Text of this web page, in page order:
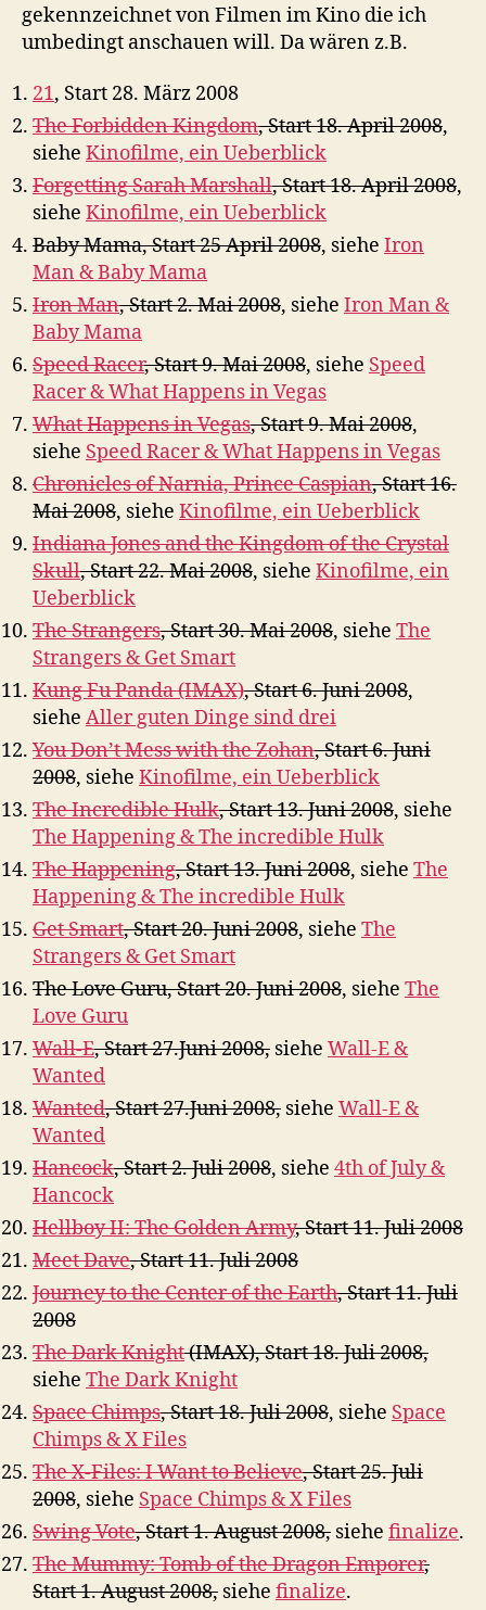
gekennzeichnet von Filmen im Kino die ich
umbedingt anschauen will. Da wären z.B.
21, Start 28. März 2008
The Forbidden Kingdom, Start 18. April 2008,
siehe Kinofilme, ein Ueberblick
Forgetting Sarah Marshall, Start 18. April 2008,
siehe Kinofilme, ein Ueberblick
Baby Mama, Start 25 April 2008, siehe Iron
Man & Baby Mama
Iron Man, Start 2. Mai 2008, siehe Iron Man &
Baby Mama
Speed Racer, Start 9. Mai 2008, siehe Speed
Racer & What Happens in Vegas
What Happens in Vegas, Start 9. Mai 2008,
siehe Speed Racer & What Happens in Vegas
Chronicles of Narnia, Prince Caspian, Start 16.
Mai 2008, siehe Kinofilme, ein Ueberblick
Indiana Jones and the Kingdom of the Crystal
Skull, Start 22. Mai 2008, siehe Kinofilme, ein
Ueberblick
The Strangers, Start 30. Mai 2008, siehe The
Strangers & Get Smart
Kung Fu Panda (IMAX), Start 6. Juni 2008,
siehe Aller guten Dinge sind drei
You Don’t Mess with the Zohan, Start 6. Juni
2008, siehe Kinofilme, ein Ueberblick
The Incredible Hulk, Start 13. Juni 2008, siehe
The Happening & The incredible Hulk
The Happening, Start 13. Juni 2008, siehe The
Happening & The incredible Hulk
Get Smart, Start 20. Juni 2008, siehe The
Strangers & Get Smart
The Love Guru, Start 20. Juni 2008, siehe The
Love Guru
Wall-E, Start 27.Juni 2008, siehe Wall-E &
Wanted
Wanted, Start 27.Juni 2008, siehe Wall-E &
Wanted
Hancock, Start 2. Juli 2008, siehe 4th of July &
Hancock
Hellboy II: The Golden Army, Start 11. Juli 2008
Meet Dave, Start 11. Juli 2008
Journey to the Center of the Earth, Start 11. Juli
2008
The Dark Knight(IMAX), Start 18. Juli 2008,
siehe The Dark Knight
Space Chimps, Start 18. Juli 2008, siehe Space
Chimps & X Files
The X-Files: I Want to Believe, Start 25. Juli
2008, siehe Space Chimps & X Files
Swing Vote, Start 1. August 2008, siehe finalize.
The Mummy: Tomb of the Dragon Emporer,
Start 1. August 2008, siehe finalize.